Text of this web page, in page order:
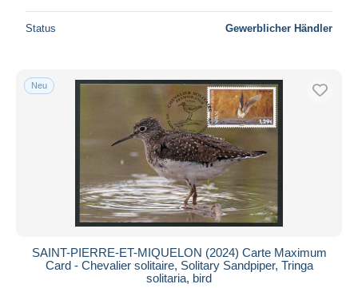
Status Gewerblicher Händler
Neu
SAINT-PIERRE-ET-MIQUELON (2024) Carte Maximum
Card - Chevalier solitaire, Solitary Sandpiper, Tringa
solitaria, bird